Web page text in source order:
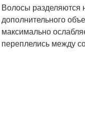
Волосы разделяются
дополнительного
максимально
переплелись между